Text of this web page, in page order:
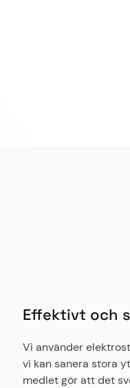
Effektivt och
Vi använder
vi kan sanera stora
medlet gör att det